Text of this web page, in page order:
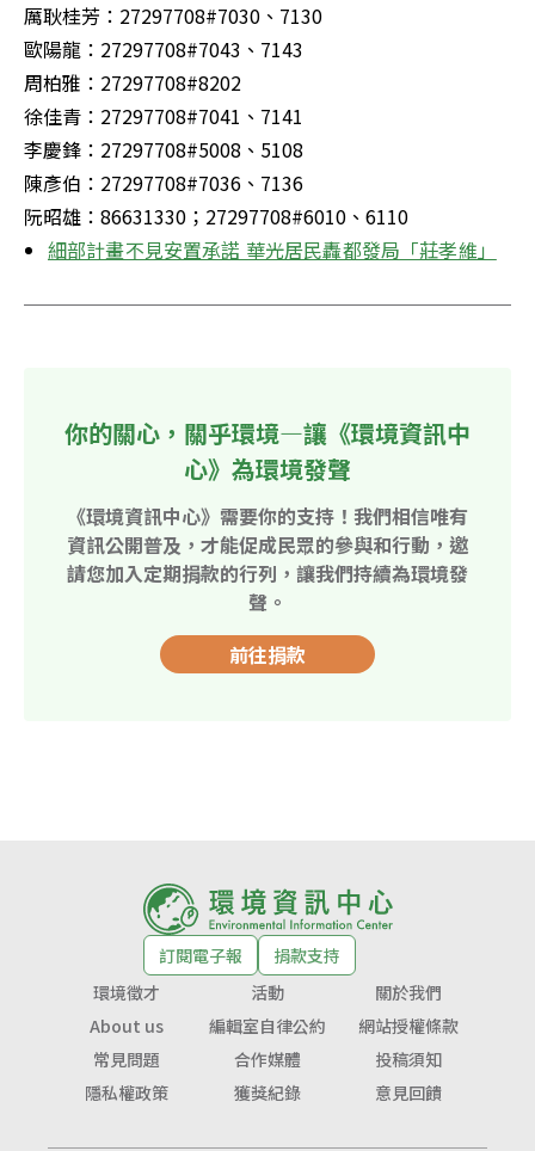
厲耿桂芳：27297708#7030、7130
歐陽龍：27297708#7043、7143
周柏雅：27297708#8202
徐佳青：27297708#7041、7141
李慶鋒：27297708#5008、5108
陳彥伯：27297708#7036、7136
阮昭雄：86631330；27297708#6010、6110
細部計畫不見安置承諾 華光居民轟都發局「莊孝維」
你的關心，關乎環境—讓《環境資訊中
心》為環境發聲
《環境資訊中心》需要你的支持！我們相信唯有
資訊公開普及，才能促成民眾的參與和行動，邀
請您加入定期捐款的行列，讓我們持續為環境發
聲。
前往捐款
訂閱電子報
捐款支持
環境徵才
活動
關於我們
About us
編輯室自律公約
網站授權條款
常見問題
合作媒體
投稿須知
隱私權政策
獲獎紀錄 意見回饋